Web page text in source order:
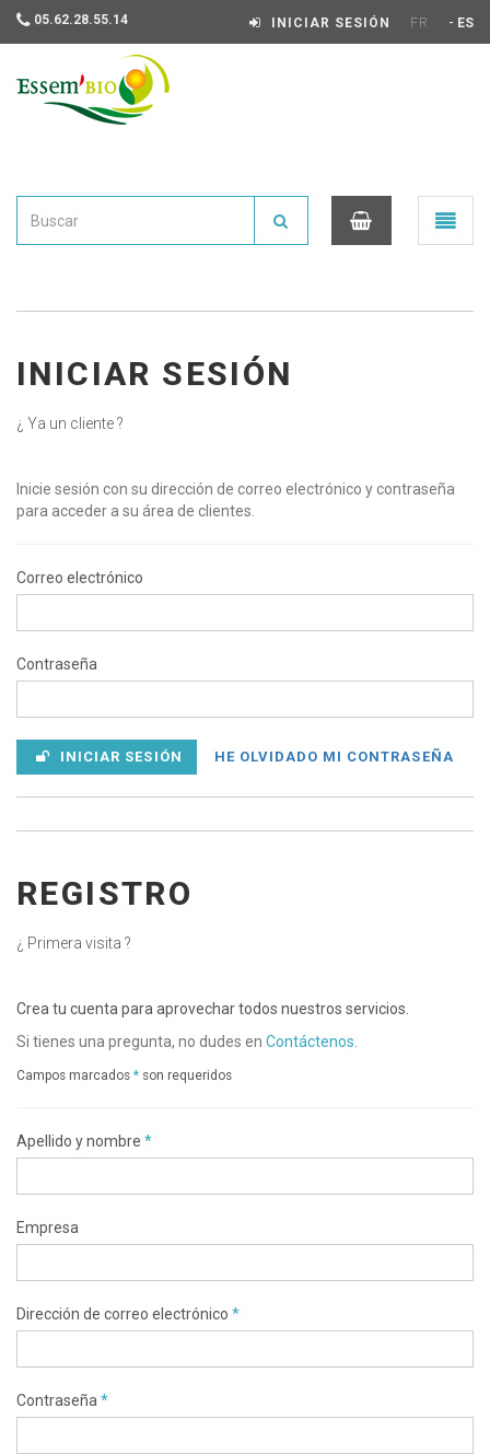
05.62.28.55.14 INICIAR SESIÓN FR - ES
Ouvrir
le
INICIAR SESIÓN
¿ Ya un cliente ?
Inicie sesión con su dirección de correo electrónico y contraseña
para acceder a su área de clientes.
Correo electrónico
Contraseña
INICIAR SESIÓN HE OLVIDADO MI CONTRASEÑA
REGISTRO
¿ Primera visita ?
Crea tu cuenta para aprovechar todos nuestros servicios.
Si tienes una pregunta, no dudes en Contáctenos
Campos marcados * son requeridos
Apellido y nombre *
Empresa
Dirección de correo electrónico *
Contraseña *